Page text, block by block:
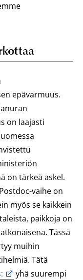
epävarmuus.
on laajasti
on tärkeä askel.
vaihe on
myös se kaikkein
paikkoja on
Tässä
muihin
Tätä
yhä suurempi